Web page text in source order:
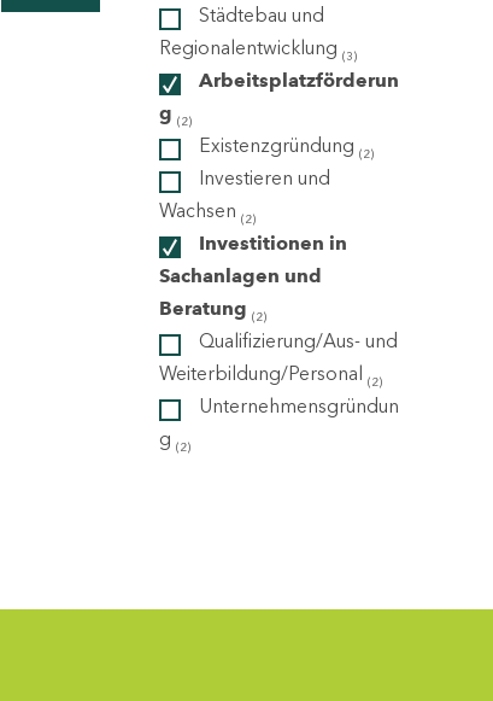
Städtebau und
Regionalentwicklung (3)
Arbeitsplatzförderun
g (2)
Existenzgründung (2)
Investieren und
Wachsen (2)
Investitionen in
Sachanlagen und
Beratung (2)
Qualifizierung/Aus- und
Weiterbildung/Personal (2)
Unternehmensgründun
g (2)